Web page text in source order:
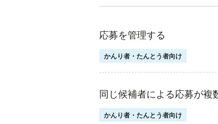
応募を管理する
かんり者・たんとう者向け
同じ候補者による応募が複
かんり者・たんとう者向け